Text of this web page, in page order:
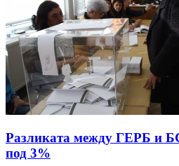
Разликата между ГЕРБ и
под 3%